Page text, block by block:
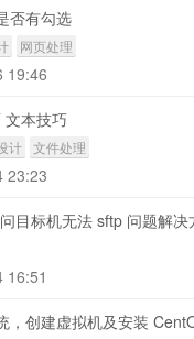
否有勾选
网页处理
19:46
文本技巧
计 文件处理
23:23
目标机无法 sftp 问题解决
16:51
，创建虚拟机及安装